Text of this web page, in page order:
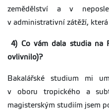
zemědělství a v
v administrativní zátěží,
4) Co vám dala studia na
ovlivnilo)?
Bakalářské studium mi
v oboru tropického a
magisterským studiím jsem